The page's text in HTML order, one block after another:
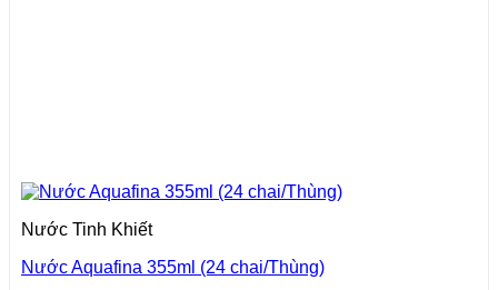
Nước Tinh Khiết
Nước Aquafina 355ml (24 chai/Thùng)